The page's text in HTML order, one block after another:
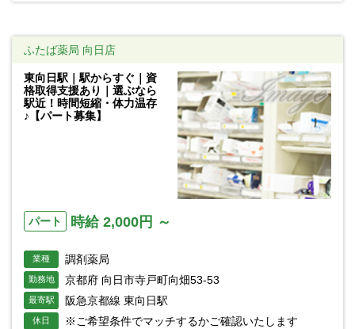
ふたば薬局 向日店
東向日駅｜駅からすぐ｜資
格取得支援あり｜選ぶなら
駅近！時間短縮・体力温存
♪【パート募集】
パート 時給 2,000円 ～
業種 調剤薬局
勤務地 京都府 向日市寺戸町向畑53-53
最寄駅 阪急京都線 東向日駅
休日 ※ご希望条件でマッチするかご確認いたします